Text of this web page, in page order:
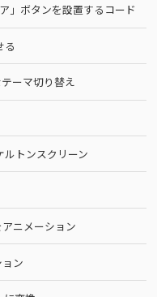
」ボタンを設置するコード
る
ーマ切り替え
トンスクリーン
ニメーション
ン